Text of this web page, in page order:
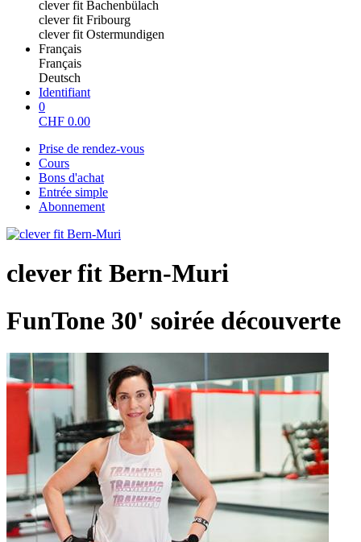
clever fit Bachenbülach
clever fit Fribourg
clever fit Ostermundigen
Français
Français
Deutsch
Identifiant
0
CHF 0.00
Prise de rendez-vous
Cours
Bons d'achat
Entrée simple
Abonnement
clever fit Bern-Muri
FunTone 30' soirée découverte